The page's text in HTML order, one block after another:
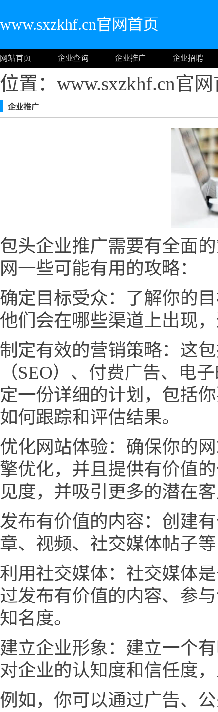
www.sxzkhf.cn官网首页
网站首页 企业查询 企业推广 企业招聘
位置：www.sxzkhf.cn官
企业推广
包头企业推广需要有全面
网一些可能有用的攻略：
确定目标受众：了解你的
他们会在哪些渠道上出现
制定有效的营销策略：这
（SEO）、付费广告、电
定一份详细的计划，包括
如何跟踪和评估结果。
优化网站体验：确保你的
擎优化，并且提供有价值
见度，并吸引更多的潜在
发布有价值的内容：创建
章、视频、社交媒体帖子
利用社交媒体：社交媒体
过发布有价值的内容、参
知名度。
建立企业形象：建立一个
对企业的认知度和信任度
例如，你可以通过广告、